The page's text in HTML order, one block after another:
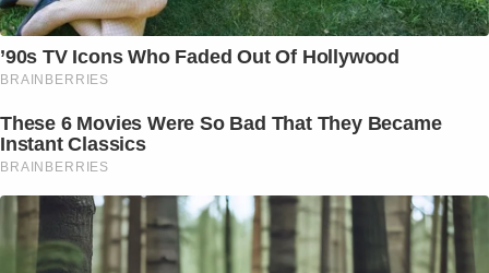
’90s TV Icons Who Faded Out Of Hollywood
BRAINBERRIES
These 6 Movies Were So Bad That They Became
Instant Classics
BRAINBERRIES